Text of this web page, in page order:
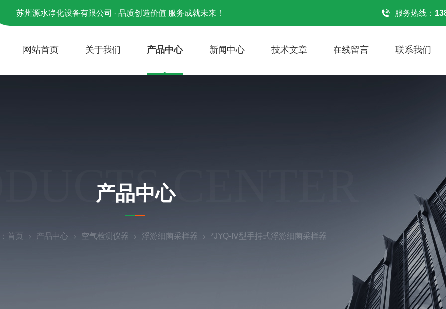
苏州源水净化设备有限公司 · 品质创造价值 服务成就未来！ 服务热线：
网站首页 关于我们 产品中心 新闻中心 技术文章 在线留言 联系我们
CENTER
产品中心
首页 产品中心 空气检测仪器 浮游细菌采样器 *JYQ-Ⅳ型手持式浮游细菌采样器